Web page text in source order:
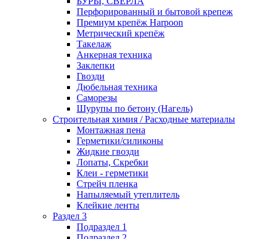
Перфорированный и бытовой крепеж
Премиум крепёж Harpoon
Метрический крепёж
Такелаж
Анкерная техника
Заклепки
Гвозди
Дюбельная техника
Саморезы
Шурупы по бетону (Нагель)
Строительная химия / Расходные материалы
Монтажная пена
Герметики/силиконы
Жидкие гвозди
Лопаты, Скребки
Клеи - герметики
Стрейч пленка
Напыляемый утеплитель
Клейкие ленты
Раздел 3
Подраздел 1